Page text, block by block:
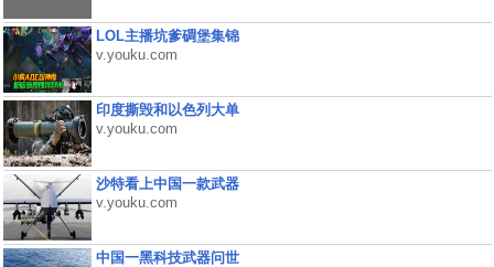
LOL主播坑爹碉堡集锦
v.youku.com
印度撕毁和以色列大单
v.youku.com
沙特看上中国一款武器
v.youku.com
中国一黑科技武器问世